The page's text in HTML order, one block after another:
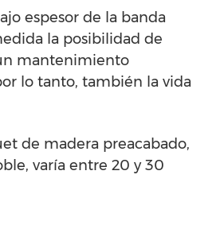
espesor de la banda
la posibilidad de
mantenimiento
lo tanto, también la vida
de madera preacabado,
varía entre 20 y 30